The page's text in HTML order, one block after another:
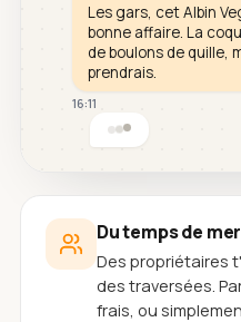
Les gars, cet Albin
bonne affaire. La
de boulons de quille,
prendrais.
16:11
Du temps de
Des propriétaires
des traversées.
frais, ou